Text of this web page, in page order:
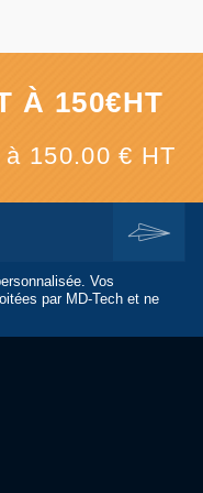
À 150€HT
150.00 € HT
Vos
par MD-Tech et ne